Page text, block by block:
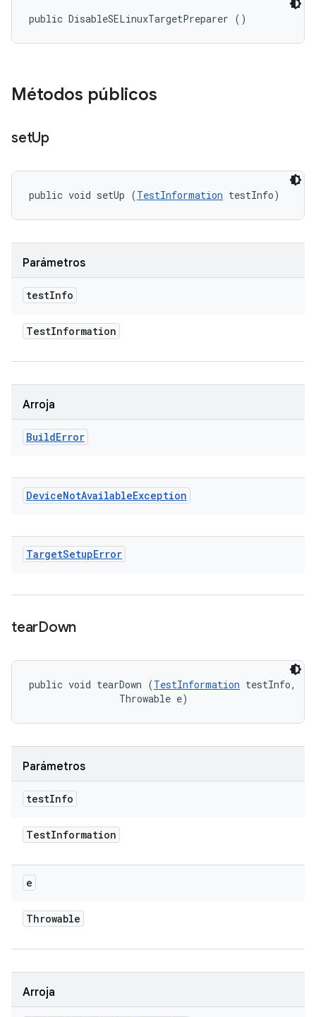
public DisableSELinuxTargetPreparer ()
Métodos públicos
setUp
public void setUp (TestInformation testInfo)
Parámetros
testInfo
TestInformation
Arroja
BuildError
DeviceNotAvailableException
TargetSetupError
tearDown
public void tearDown (TestInformation testInfo,
                Throwable e)
Parámetros
testInfo
TestInformation
e
Throwable
Arroja